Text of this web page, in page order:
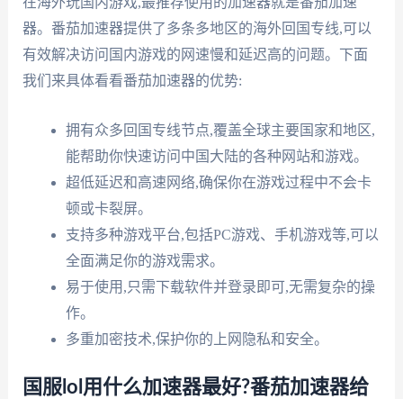
器。番茄加速器提供了多条多地区的海外回国专线,可以
有效解决访问国内游戏的网速慢和延迟高的问题。下面
我们来具体看看番茄加速器的优势:
拥有众多回国专线节点,覆盖全球主要国家和地区,
能帮助你快速访问中国大陆的各种网站和游戏。
超低延迟和高速网络,确保你在游戏过程中不会卡
顿或卡裂屏。
支持多种游戏平台,包括PC游戏、手机游戏等,可以
全面满足你的游戏需求。
易于使用,只需下载软件并登录即可,无需复杂的操
作。
多重加密技术,保护你的上网隐私和安全。
国服lol用什么加速器最好?番茄加速器给